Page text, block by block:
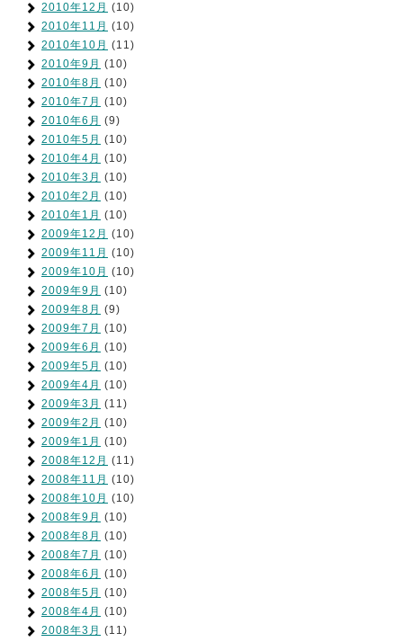
2010年12月 (10)
2010年11月 (10)
2010年10月 (11)
2010年9月 (10)
2010年8月 (10)
2010年7月 (10)
2010年6月 (9)
2010年5月 (10)
2010年4月 (10)
2010年3月 (10)
2010年2月 (10)
2010年1月 (10)
2009年12月 (10)
2009年11月 (10)
2009年10月 (10)
2009年9月 (10)
2009年8月 (9)
2009年7月 (10)
2009年6月 (10)
2009年5月 (10)
2009年4月 (10)
2009年3月 (11)
2009年2月 (10)
2009年1月 (10)
2008年12月 (11)
2008年11月 (10)
2008年10月 (10)
2008年9月 (10)
2008年8月 (10)
2008年7月 (10)
2008年6月 (10)
2008年5月 (10)
2008年4月 (10)
2008年3月 (11)